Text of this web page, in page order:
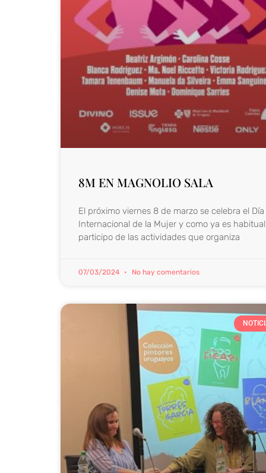
8M EN MAGNOLIO SALA
El próximo viernes 8 de marzo se celebra el Día
Internacional de la Mujer y como ya es habitual
participo de las actividades que organiza
07/03/2024 No hay comentarios